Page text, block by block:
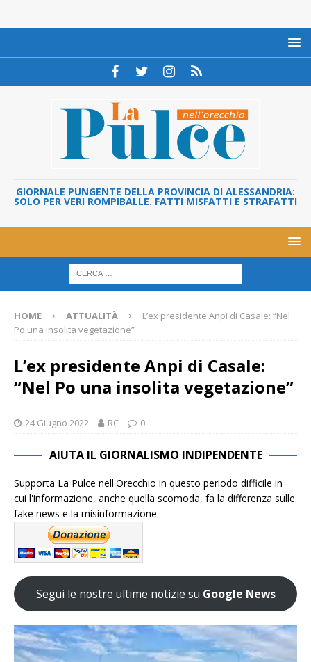
GIORNALE PUNGENTE DELLA PROVINCIA DI ALESSANDRIA:
SOLO PER VERI ROMPIBALLE. FATTI MISFATTI E STRAFATTI
HOME ATTUALITÀ
L’ex presidente Anpi di Casale: “Nel
Po una insolita vegetazione”
L’ex presidente Anpi di Casale:
“Nel Po una insolita vegetazione”
24 Giugno 2022 RC 0
AIUTA IL GIORNALISMO INDIPENDENTE
Supporta La Pulce nell'Orecchio in questo periodo difficile in
cui l'informazione, anche quella scomoda, fa la differenza sulle
fake news e la misinformazione.
Segui le nostre ultime notizie su Google News